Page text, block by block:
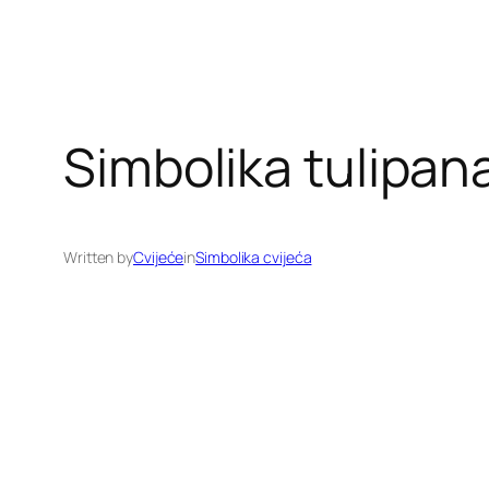
Simbolika
Written byCvijećeinSimbolika cvijeća